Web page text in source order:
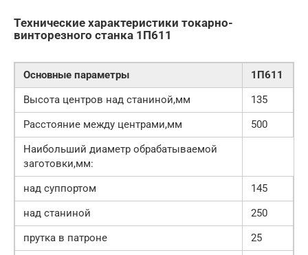
Технические характеристики токарно-
винторезного станка 1П611
Основные параметры
1П611
Высота центров над станиной,мм
135
Расстояние между центрами,мм
500
Наибольший диаметр обрабатываемой
заготовки,мм:
над суппортом
145
над станиной
250
прутка в патроне
25